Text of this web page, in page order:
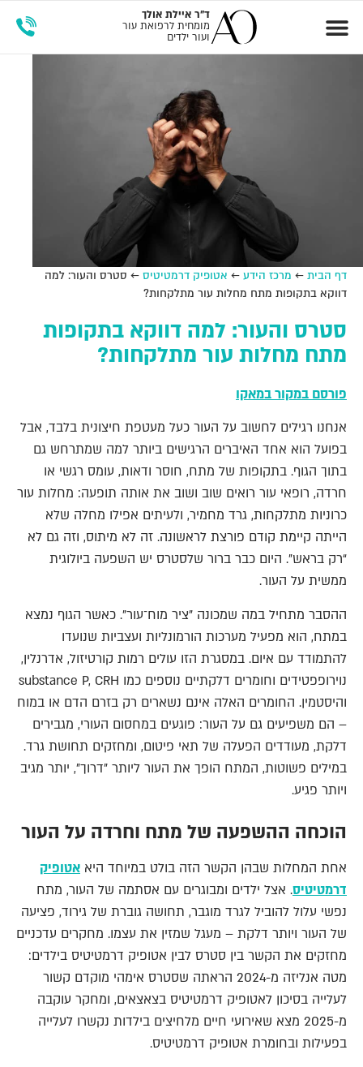
ד"ר איילת אולך
מומחית לרפואת עור
ועור ילדים
דף הבית ← מרכז הידע ← אטופיק דרמטיטיס ← סטרס והעור: למה
דווקא בתקופות מתח מחלות עור מתלקחות?
סטרס והעור: למה דווקא בתקופות
מתח מחלות עור מתלקחות?
פורסם במקור במאקו
אנחנו רגילים לחשוב על העור כעל מעטפת חיצונית בלבד, אבל
בפועל הוא אחד האיברים הרגישים ביותר למה שמתרחש גם
בתוך הגוף. בתקופות של מתח, חוסר ודאות, עומס רגשי או
חרדה, רופאי עור רואים שוב ושוב את אותה תופעה: מחלות עור
כרוניות מתלקחות, גרד מחמיר, ולעיתים אפילו מחלה שלא
הייתה קיימת קודם פורצת לראשונה. זה לא מיתוס, וזה גם לא
“רק בראש”. היום כבר ברור שלסטרס יש השפעה ביולוגית
ממשית על העור.
ההסבר מתחיל במה שמכונה "ציר מוח־עור". כאשר הגוף נמצא
במתח, הוא מפעיל מערכות הורמונליות ועצביות שנועדו
להתמודד עם איום. במסגרת הזו עולים רמות קורטיזול, אדרנלין,
נוירופפטידים וחומרים דלקתיים נוספים כמו substance P, CRH
והיסטמין. החומרים האלה אינם נשארים רק בזרם הדם או במוח
– הם משפיעים גם על העור: פוגעים במחסום העורי, מגבירים
דלקת, מעודדים הפעלה של תאי פיטום, ומחזקים תחושת גרד.
במילים פשוטות, המתח הופך את העור ליותר "דרוך", יותר מגיב
ויותר פגיע.
הוכחה ההשפעה של מתח וחרדה על העור
אחת המחלות שבהן הקשר הזה בולט במיוחד היא אטופיק
דרמטיטיס. אצל ילדים ומבוגרים עם אסתמה של העור, מתח
נפשי עלול להוביל לגרד מוגבר, תחושה גוברת של גירוד, פציעה
של העור ויותר דלקת – מעגל שמזין את עצמו. מחקרים עדכניים
מחזקים את הקשר בין סטרס לבין אטופיק דרמטיטיס בילדים:
מטה אנליזה מ-2024 הראתה שסטרס אימהי מוקדם קשור
לעלייה בסיכון לאטופיק דרמטיטיס בצאצאים, ומחקר עוקבה
מ-2025 מצא שאירועי חיים מלחיצים בילדות נקשרו לעלייה
בפעילות ובחומרת אטופיק דרמטיטיס.